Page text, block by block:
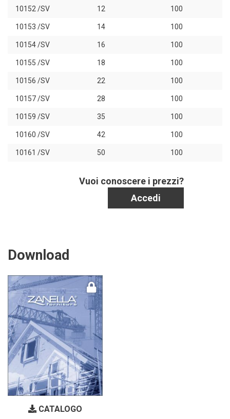
10152 /SV 12 100
10153 /SV 14 100
10154 /SV 16 100
10155 /SV 18 100
10156 /SV 22 100
10157 /SV 28 100
10159 /SV 35 100
10160 /SV 42 100
10161 /SV 50 100
Vuoi conoscere i prezzi?
Accedi
Download
CATALOGO